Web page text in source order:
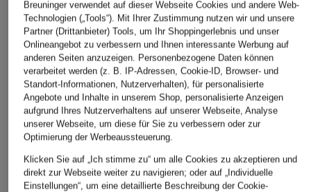
ÄHNLICHE ARTIKEL ENTDECKEN
Breuninger verwendet auf dieser Webseite Cookies und andere Web-
Technologien („Tools“). Mit Ihrer Zustimmung nutzen wir und unsere
Partner (Drittanbieter) Tools, um Ihr Shoppingerlebnis und unser
Onlineangebot zu verbessern und Ihnen interessante Werbung auf
anderen Seiten anzuzeigen. Personenbezogene Daten können
verarbeitet werden (z. B. IP-Adressen, Cookie-ID, Browser- und
Standort-Informationen, Nutzerverhalten), für personalisierte
Angebote und Inhalte in unserem Shop, personalisierte Anzeigen
aufgrund Ihres Nutzerverhaltens auf unserer Webseite, Analyse
unserer Webseite, um diese für Sie zu verbessern oder zur
Optimierung der Werbeaussteuerung.
Klicken Sie auf „Ich stimme zu“ um alle Cookies zu akzeptieren und
direkt zur Webseite weiter zu navigieren; oder auf „Individuelle
Einstellungen“, um eine detaillierte Beschreibung der Cookie-